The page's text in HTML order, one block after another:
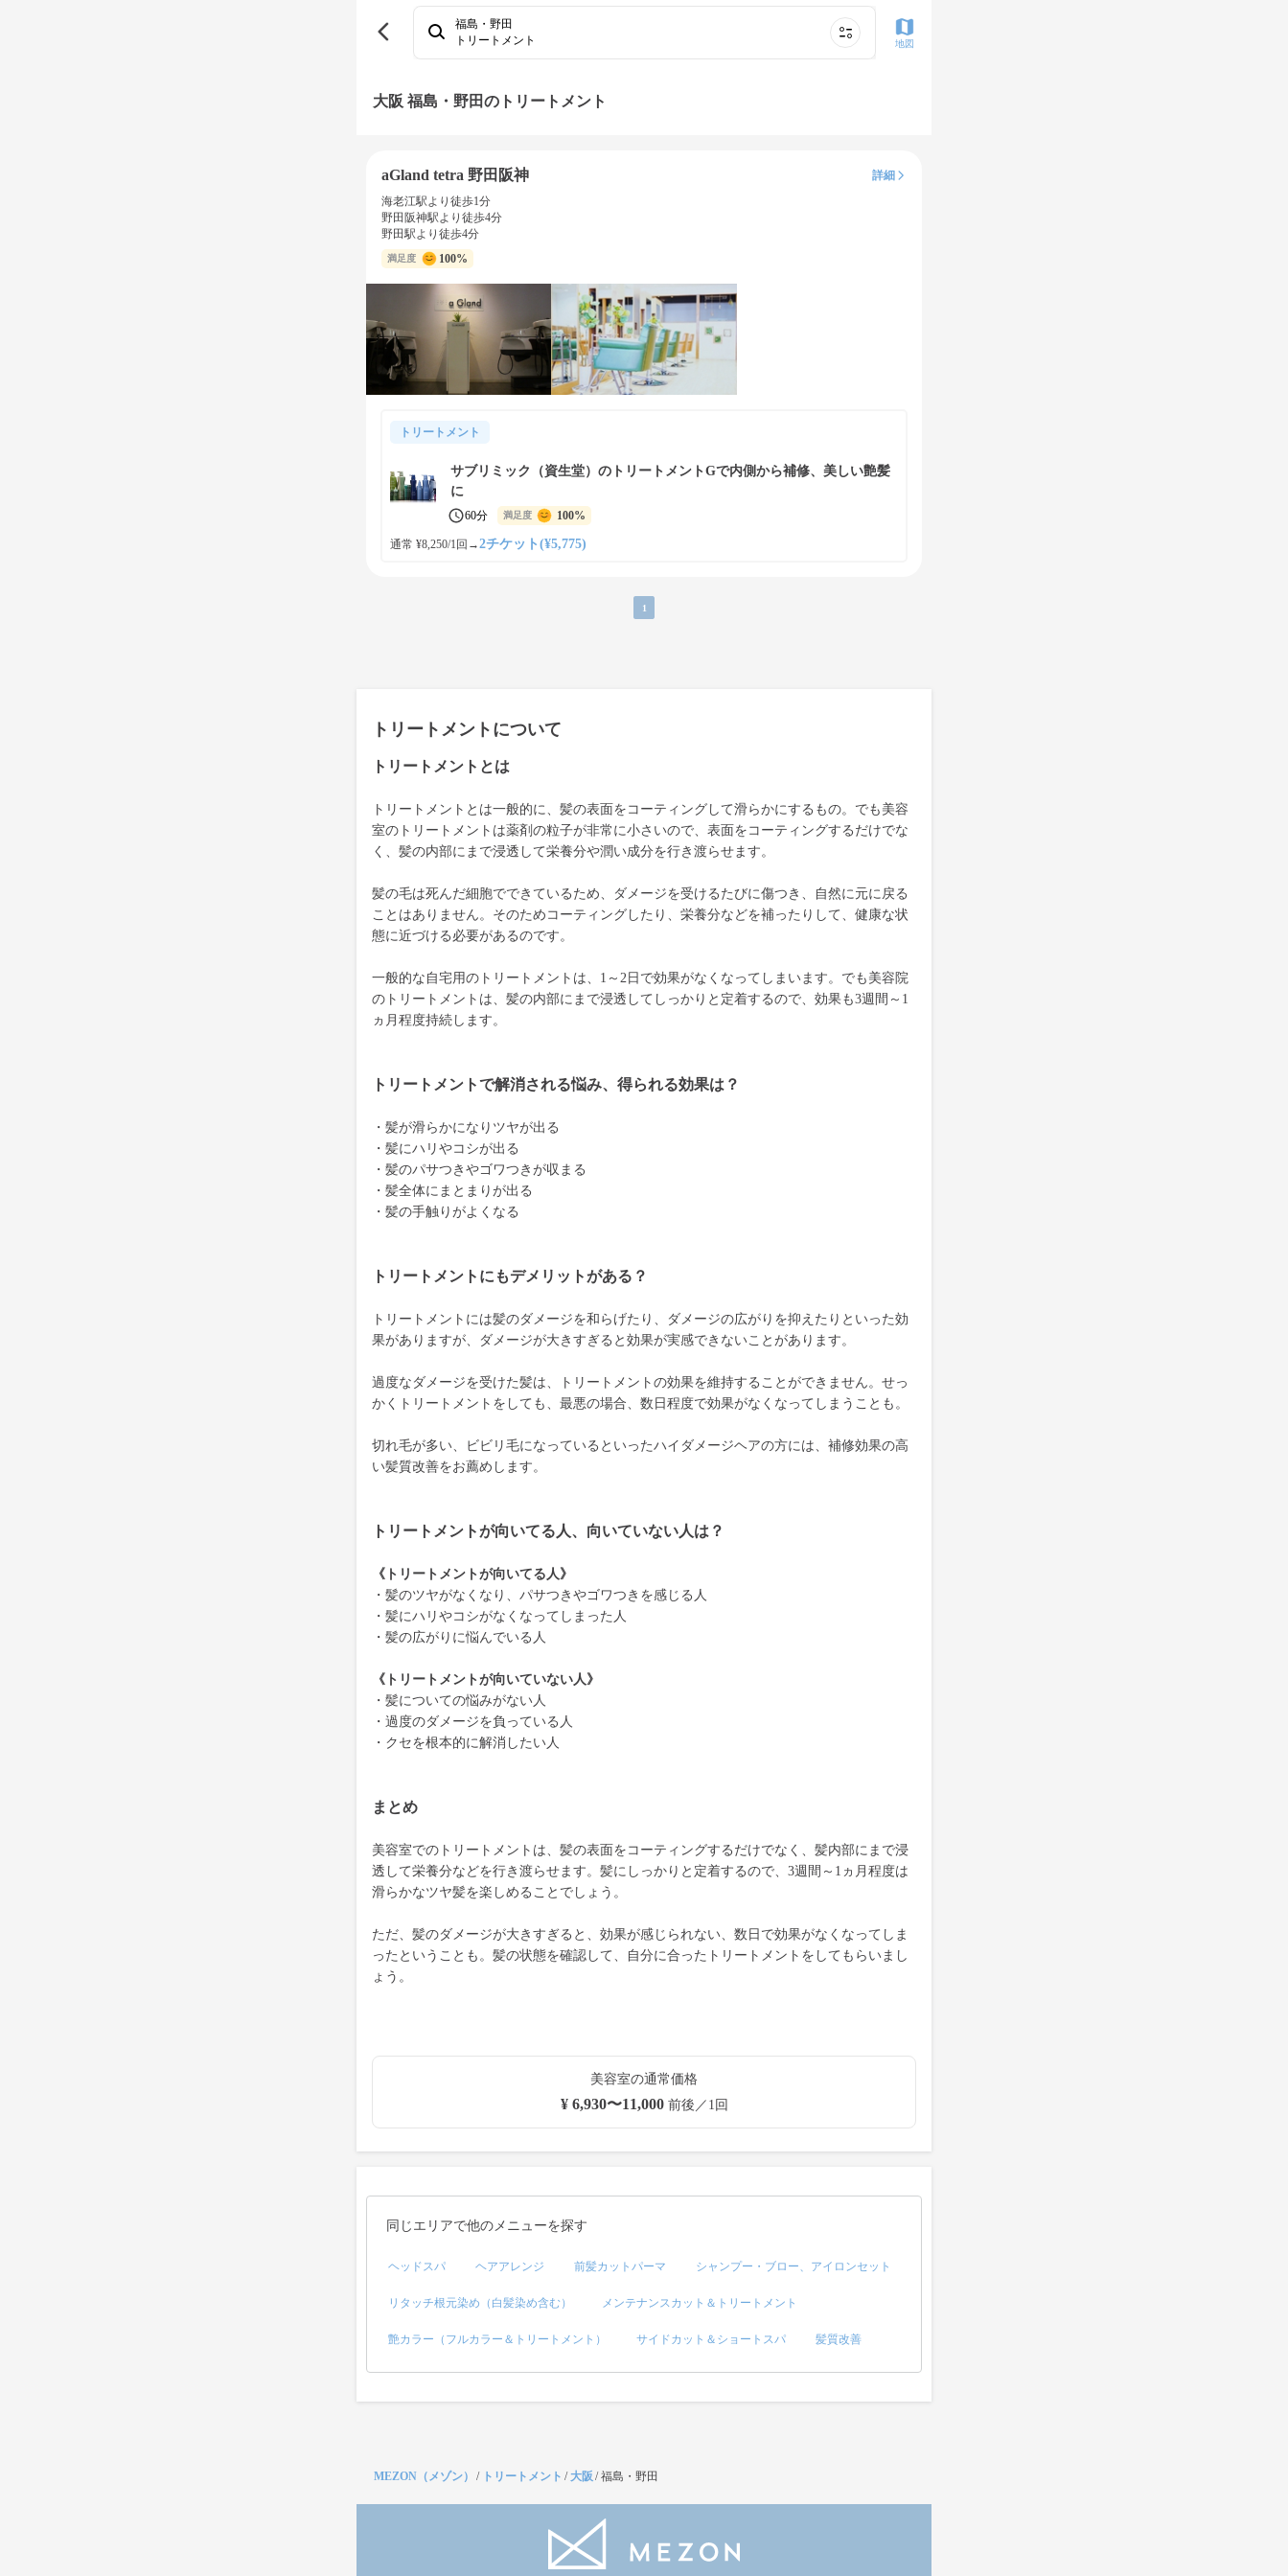
福島・野田
トリートメント
地図
大阪 福島・野田のトリートメント
aGland tetra 野田阪神
詳細
海老江駅より徒歩1分
野田阪神駅より徒歩4分
野田駅より徒歩4分
満足度 100%
トリートメント
サブリミック（資生堂）のトリートメントGで内側から補修、美しい艶髪
に
60分 満足度 100%
通常 ¥8,250/1回 →2チケット(¥5,775)
1
トリートメントについて
トリートメントとは
トリートメントとは一般的に、髪の表面をコーティングして滑らかにするもの。でも美容
室のトリートメントは薬剤の粒子が非常に小さいので、表面をコーティングするだけでな
く、髪の内部にまで浸透して栄養分や潤い成分を行き渡らせます。
髪の毛は死んだ細胞でできているため、ダメージを受けるたびに傷つき、自然に元に戻る
ことはありません。そのためコーティングしたり、栄養分などを補ったりして、健康な状
態に近づける必要があるのです。
一般的な自宅用のトリートメントは、1～2日で効果がなくなってしまいます。でも美容院
のトリートメントは、髪の内部にまで浸透してしっかりと定着するので、効果も3週間～1
ヵ月程度持続します。
トリートメントで解消される悩み、得られる効果は？
・髪が滑らかになりツヤが出る
・髪にハリやコシが出る
・髪のパサつきやゴワつきが収まる
・髪全体にまとまりが出る
・髪の手触りがよくなる
トリートメントにもデメリットがある？
トリートメントには髪のダメージを和らげたり、ダメージの広がりを抑えたりといった効
果がありますが、ダメージが大きすぎると効果が実感できないことがあります。
過度なダメージを受けた髪は、トリートメントの効果を維持することができません。せっ
かくトリートメントをしても、最悪の場合、数日程度で効果がなくなってしまうことも。
切れ毛が多い、ビビリ毛になっているといったハイダメージヘアの方には、補修効果の高
い髪質改善をお薦めします。
トリートメントが向いてる人、向いていない人は？
《トリートメントが向いてる人》
・髪のツヤがなくなり、パサつきやゴワつきを感じる人
・髪にハリやコシがなくなってしまった人
・髪の広がりに悩んでいる人
《トリートメントが向いていない人》
・髪についての悩みがない人
・過度のダメージを負っている人
・クセを根本的に解消したい人
まとめ
美容室でのトリートメントは、髪の表面をコーティングするだけでなく、髪内部にまで浸
透して栄養分などを行き渡らせます。髪にしっかりと定着するので、3週間～1ヵ月程度は
滑らかなツヤ髪を楽しめることでしょう。
ただ、髪のダメージが大きすぎると、効果が感じられない、数日で効果がなくなってしま
ったということも。髪の状態を確認して、自分に合ったトリートメントをしてもらいまし
ょう。
美容室の通常価格
¥ 6,930〜11,000前後／1回
同じエリアで他のメニューを探す
ヘッドスパ ヘアアレンジ 前髪カットパーマ シャンプー・ブロー、アイロンセット
リタッチ根元染め（白髪染め含む） メンテナンスカット＆トリートメント
艶カラー（フルカラー＆トリートメント） サイドカット＆ショートスパ 髪質改善
MEZON（メゾン） / トリートメント /大阪 /福島・野田